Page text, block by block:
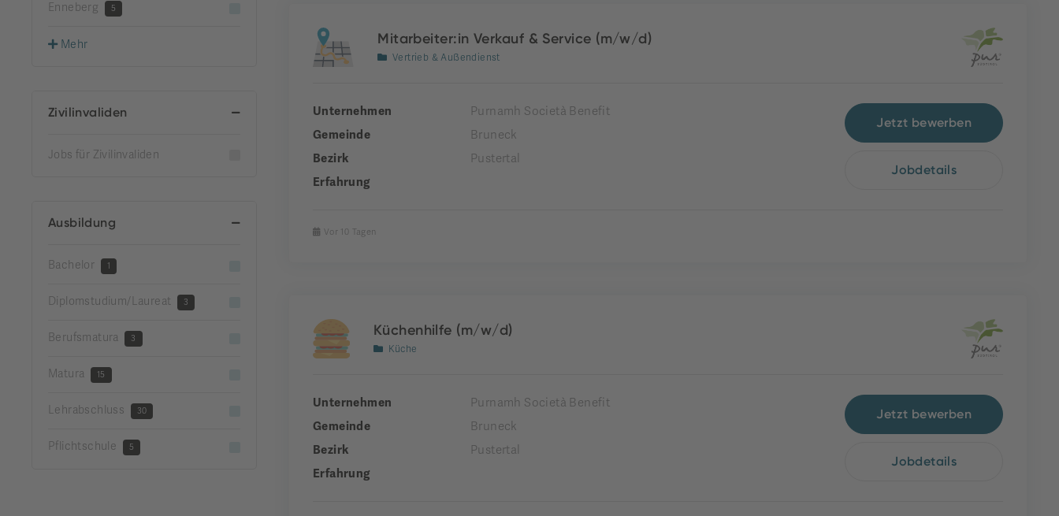
Enneberg 5
Mehr
Zivilinvaliden
Jobs für Zivilinvaliden
Ausbildung
Bachelor 1
Diplomstudium/Laureat 3
Berufsmatura 3
Matura 15
Lehrabschluss 30
Pflichtschule 5
Mitarbeiter:in Verkauf & Service (m/w/d)
Vertrieb & Außendienst
Unternehmen
Purnamh Società Benefit
Gemeinde
Bruneck
Bezirk
Pustertal
Erfahrung
Jetzt bewerben
Jobdetails
Vor 10 Tagen
Küchenhilfe (m/w/d)
Küche
Unternehmen
Purnamh Società Benefit
Gemeinde
Bruneck
Bezirk
Pustertal
Erfahrung
Jetzt bewerben
Jobdetails